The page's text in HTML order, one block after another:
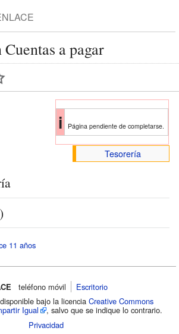
a pagar
i Página pendiente de completarse.
Tesorería
11 años
teléfono móvil‌
Escritorio
bajo la licencia Creative Commons
Igual
, salvo que se indique lo contrario.
Privacidad